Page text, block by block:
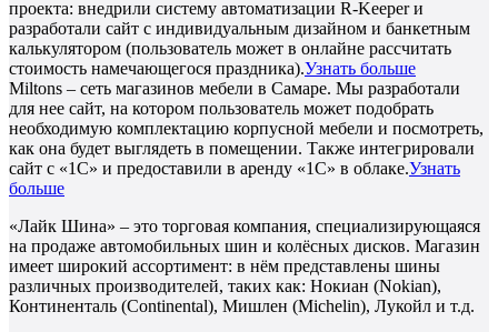
проекта: внедрили систему автоматизации R-Keeper и
разработали сайт с индивидуальным дизайном и банкетным
калькулятором (пользователь может в онлайне рассчитать
стоимость намечающегося праздника).Узнать больше
Miltons – сеть магазинов мебели в Самаре. Мы разработали
для нее сайт, на котором пользователь может подобрать
необходимую комплектацию корпусной мебели и посмотреть,
как она будет выглядеть в помещении. Также интегрировали
сайт с «1С» и предоставили в аренду «1С» в облаке.Узнать
больше
«Лайк Шина» – это торговая компания, специализирующаяся
на продаже автомобильных шин и колёсных дисков. Магазин
имеет широкий ассортимент: в нём представлены шины
различных производителей, таких как: Нокиан (Nokian),
Континенталь (Continental), Мишлен (Michelin), Лукойл и т.д.